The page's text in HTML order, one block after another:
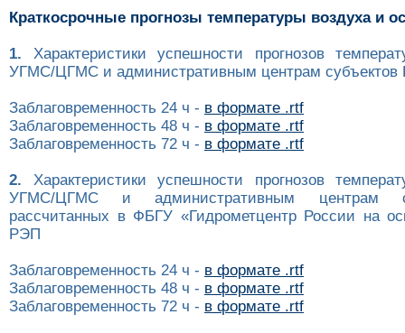
Краткосрочные прогнозы температуры воздуха и
1. Характеристики успешности прогнозов
УГМС/ЦГМС и административным центрам субъектов
Заблаговременность 24 ч - в формате .rtf
Заблаговременность 48 ч - в формате .rtf
Заблаговременность 72 ч - в формате .rtf
2. Характеристики успешности прогнозов
УГМС/ЦГМС и административным центрам
рассчитанных в ФБГУ «Гидрометцентр России на
РЭП
Заблаговременность 24 ч - в формате .rtf
Заблаговременность 48 ч - в формате .rtf
Заблаговременность 72 ч - в формате .rtf